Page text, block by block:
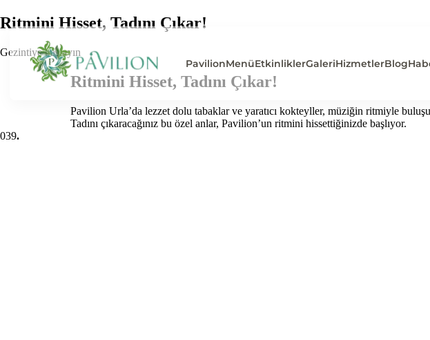
PavilionMenüEtkinliklerGaleriHizmetlerBlog
Ritmini Hisset, Tadını Çıkar!
Gezintiye başlayın
Ritmini Hisset, Tadını Çıkar!
Pavilion Urla’da lezzet dolu tabaklar ve yaratıcı kokteyller, müziğin ritmiyle
Tadını çıkaracağınız bu özel anlar, Pavilion’un ritmini hissettiğinizde başlıyor.
039.